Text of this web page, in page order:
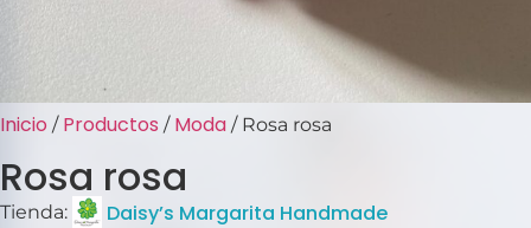
Inicio / Productos / Moda / Rosa rosa
Rosa rosa
Tienda: Daisy’s Margarita Handmade